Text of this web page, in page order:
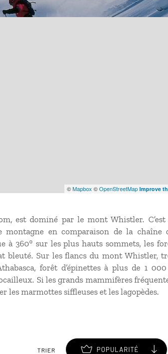
©Mapbox ©OpenStreetMap Improve
est dominé par le mont Whistler. C’est
montagne en comparaison de la chaîne
à 360° sur les plus hauts sommets, les
bleuté. Sur les flancs du mont Whistler,
forêt d’épinettes à plus de 1
Si les grands mammifères
les marmottes siffleuses et les lagopèdes.
TRIER POPULARITÉ